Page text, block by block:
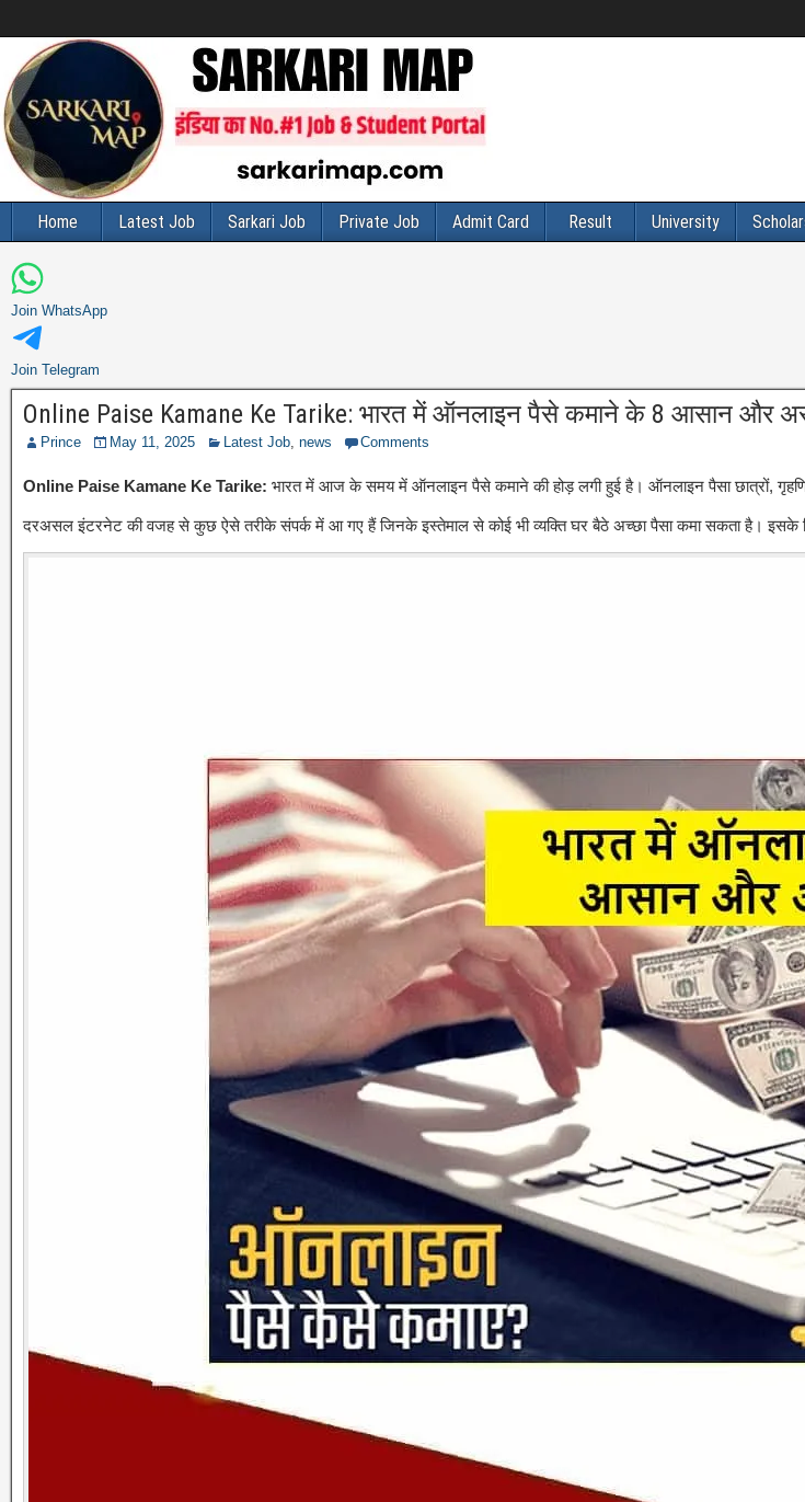
Home Latest Job Sarkari Job Private Job Admit Card Result University
Join WhatsApp
Join Telegram
Online Paise Kamane Ke Tarike: भारत में ऑनलाइन पैसे कमाने के 8 आसान और
Prince May 11, 2025 Latest Job, news Comments
Online Paise Kamane Ke Tarike: भारत में आज के समय में ऑनलाइन पैसे कमाने की होड़ लगी हुई है। ऑनलाइन पैसा छात्रों, गृहणियों,
दरअसल इंटरनेट की वजह से कुछ ऐसे तरीके संपर्क में आ गए हैं जिनके इस्तेमाल से कोई भी व्यक्ति घर बैठे अच्छा पैसा कमा सकता है। इसके